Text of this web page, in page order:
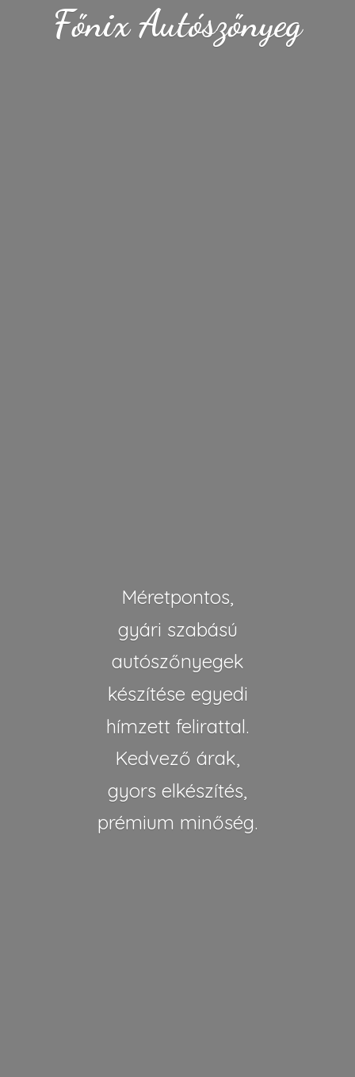
Főnix Autószőnyeg
Méretpontos,
gyári szabású
autószőnyegek
készítése egyedi
hímzett felirattal.
Kedvező árak,
gyors elkészítés,
prémium minőség.